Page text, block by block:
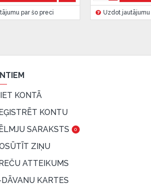
Uzdot jautājumu par šo preci
KONTĀ
KONTU
SARAKSTS
0
ZIŅU
ATTEIKUMS
KARTES